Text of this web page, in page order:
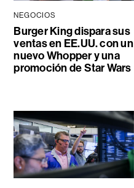
NEGOCIOS
Burger King dispara sus
ventas en EE.UU. con un
nuevo Whopper y una
promoción de Star Wars